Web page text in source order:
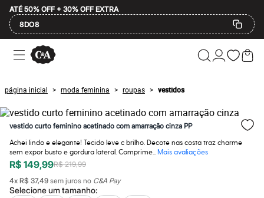
ATÉ 50% OFF + 30% OFF EXTRA
8DO8
Ofertas
Compre por Departamento
Masculino
Infantil
Calçados
Mindse7
Plus Size
Até 20% off
Até 40% off
Até 60% off
A partir de 60% off
Feminino
Em alta
página inicial > moda feminina > roupas > vestidos
vestido curto feminino acetinado com amarração cinza PP
Achei lindo e elegante! Tecido leve c brilho. Decote nas costa traz charme
sem expor busto e gordura lateral. Comprime...Mais avaliações
R$ 149,99R$ 219,99
4x R$ 37,49 sem juros no C&A Pay
Selecione umtamanho: